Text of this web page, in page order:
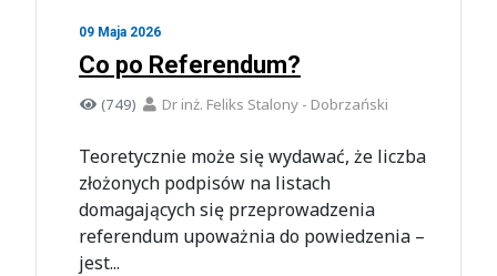
09 Maja 2026
Co po Referendum?
(749) Dr inż. Feliks Stalony - Dobrzański
Teoretycznie może się wydawać, że liczba
złożonych podpisów na listach
domagających się przeprowadzenia
referendum upoważnia do powiedzenia –
jest...